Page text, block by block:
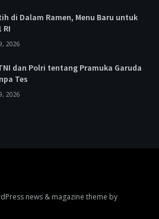
di Dalam Ramen, Menu Baru untuk
RI
2026
dan Polri tentang Pramuka Garuda
Tes
2026
news & magazine theme by